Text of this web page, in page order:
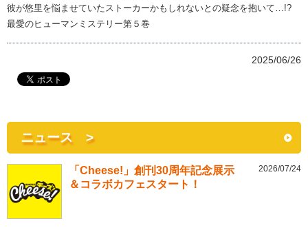
彼が悠里を悩ませていたストーカーかもしれないとの疑念を抱いて…!?
最愛のヒューマンミステリー第５巻
2025/06/26
ニュース >
「Cheese!」創刊30周年記念展示
＆コラボカフェスタート！
2026/07/24